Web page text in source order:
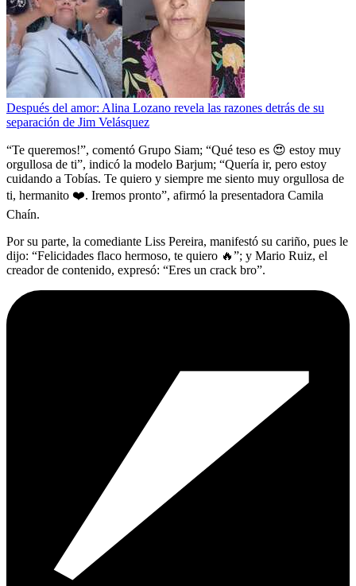
Después del amor: Alina Lozano revela las razones detrás de su
separación de Jim Velásquez
“Te queremos!”, comentó Grupo Siam; “Qué teso es 😍 estoy muy
orgullosa de ti”, indicó la modelo Barjum; “Quería ir, pero estoy
cuidando a Tobías. Te quiero y siempre me siento muy orgullosa de
ti, hermanito ❤️. Iremos pronto”, afirmó la presentadora Camila
Chaín.
Por su parte, la comediante Liss Pereira, manifestó su cariño, pues le
dijo: “Felicidades flaco hermoso, te quiero 🔥”; y Mario Ruiz, el
creador de contenido, expresó: “Eres un crack bro”.